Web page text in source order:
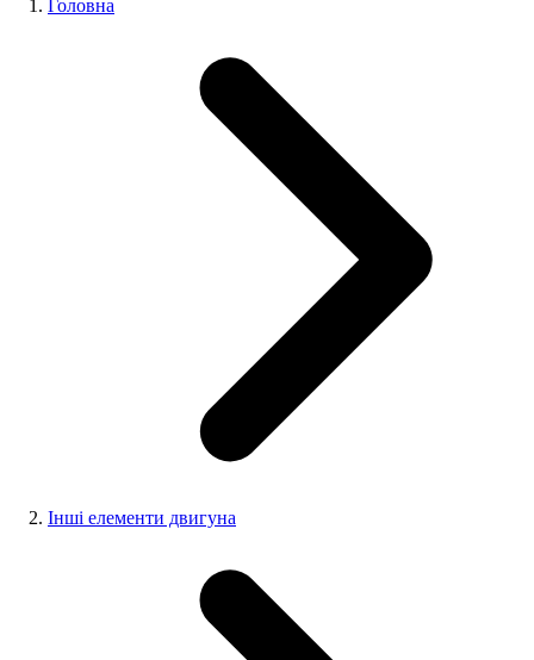
Головна
Інші елементи двигуна